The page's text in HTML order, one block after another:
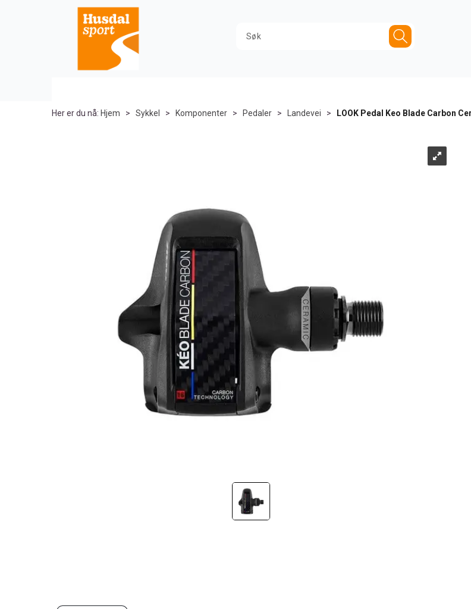
Her er du nå: Hjem > Sykkel > Komponenter > Pedaler > Landevei > LOOK Pedal Keo Blade Carbon